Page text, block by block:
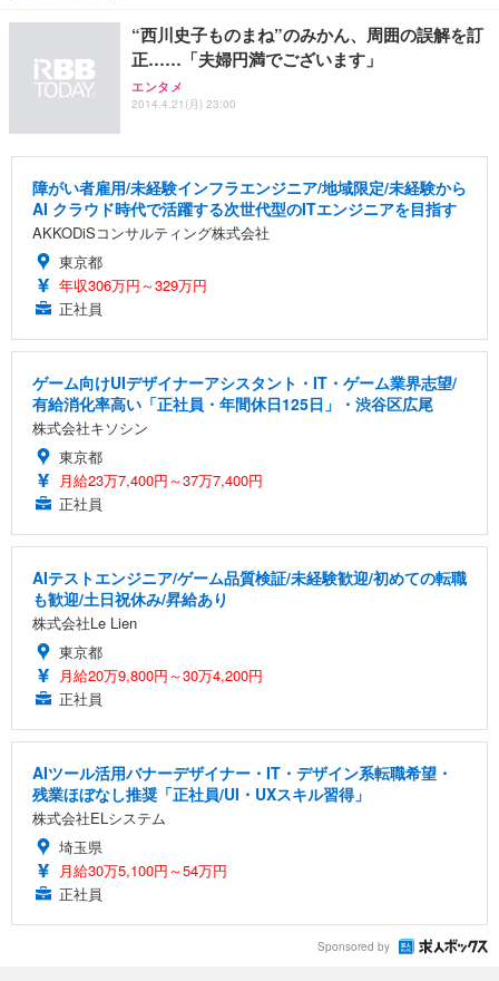
“西川史子ものまね”のみかん、周囲の誤解を訂
正……「夫婦円満でございます」
エンタメ
2014.4.21(月) 23:00
障がい者雇用/未経験インフラエンジニア/地域限定/未経験から
AI クラウド時代で活躍する次世代型のITエンジニアを目指す
AKKODiSコンサルティング株式会社
東京都
年収306万円～329万円
正社員
ゲーム向けUIデザイナーアシスタント・IT・ゲーム業界志望/
有給消化率高い「正社員・年間休日125日」・渋谷区広尾
株式会社キソシン
東京都
月給23万7,400円～37万7,400円
正社員
AIテストエンジニア/ゲーム品質検証/未経験歓迎/初めての転職
も歓迎/土日祝休み/昇給あり
株式会社Le Lien
東京都
月給20万9,800円～30万4,200円
正社員
AIツール活用バナーデザイナー・IT・デザイン系転職希望・
残業ほぼなし推奨「正社員/UI・UXスキル習得」
株式会社ELシステム
埼玉県
月給30万5,100円～54万円
正社員
Sponsored by